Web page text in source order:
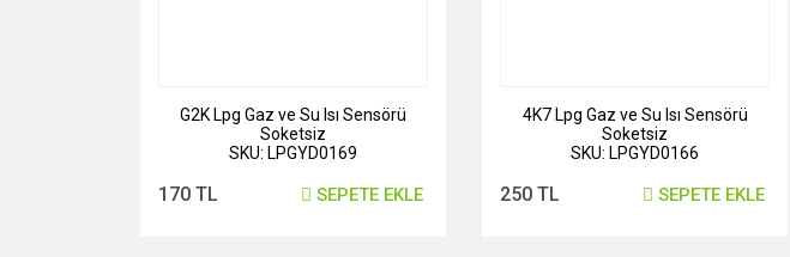
G2K Lpg Gaz ve Su Isı Sensörü
Soketsiz
SKU: LPGYD0169
170 TL SEPETE EKLE
4K7 Lpg Gaz ve Su Isı Sensörü
Soketsiz
SKU: LPGYD0166
250 TL SEPETE EKLE